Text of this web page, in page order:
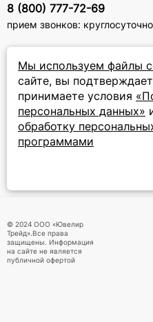
Мы используем файлы
сайте, вы
принимаете условия
персональных данных»
обработку
программами
8 (800) 777-72-69
прием звонков: круглосуточно
ПОДПИСКА НА РАССЫЛКУ
Подписываясь на рассылку, вы
обработки персональных
обработку
© 2024 ООО «Ювелир
Трейд».Все права
защищены. Информация
на сайте не является
публичной офертой